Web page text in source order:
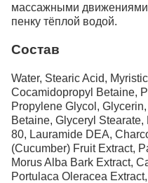
массажными
пенку тёплой водой.
Состав
Water, Stearic Acid,
Cocamidopropyl Betaine,
Propylene Glycol,
Betaine, Glyceryl
80, Lauramide DEA,
(Cucumber) Fruit Extract,
Morus Alba Bark Extract,
Portulaca Oleracea